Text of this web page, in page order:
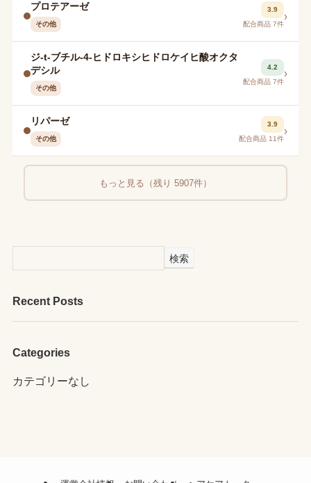
プロテアーゼ
その他
3.9
配合商品 7件
›
ジ-t-ブチル-4-ヒドロキシヒドロケイヒ酸オクタ
デシル
その他
4.2
配合商品 7件
›
リパーゼ
その他
3.9
配合商品 11件
›
もっと見る（残り 5907件）
検索
Recent Posts
Categories
カテゴリーなし